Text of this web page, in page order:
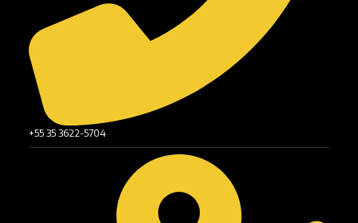
+55 35 3622-5704